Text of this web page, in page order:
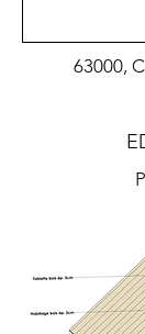
63000,